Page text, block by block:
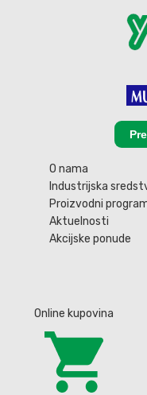
O nama
Industrijska
Proizvodni
Aktuelnosti
Akcijske ponude
Online kupovina